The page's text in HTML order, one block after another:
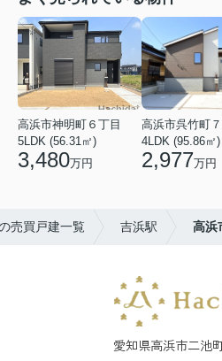
高浜市神明町６丁目
5LDK (56.31㎡)
3,480万円
高浜市呉竹町
4LDK (95.86㎡)
2,977万円
売買戸建一覧 吉浜駅 高
愛知県高浜市二池